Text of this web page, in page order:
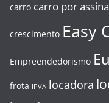
carro carro por
crescimento Easy
Empreendedorismo
frota IPVA locadora